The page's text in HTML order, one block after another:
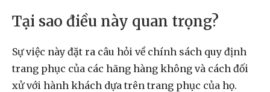
Tại sao điều này quan trọng?
Sự việc này đặt ra câu hỏi về chính sách quy định
trang phục của các hãng hàng không và cách đối
xử với hành khách dựa trên trang phục của họ.